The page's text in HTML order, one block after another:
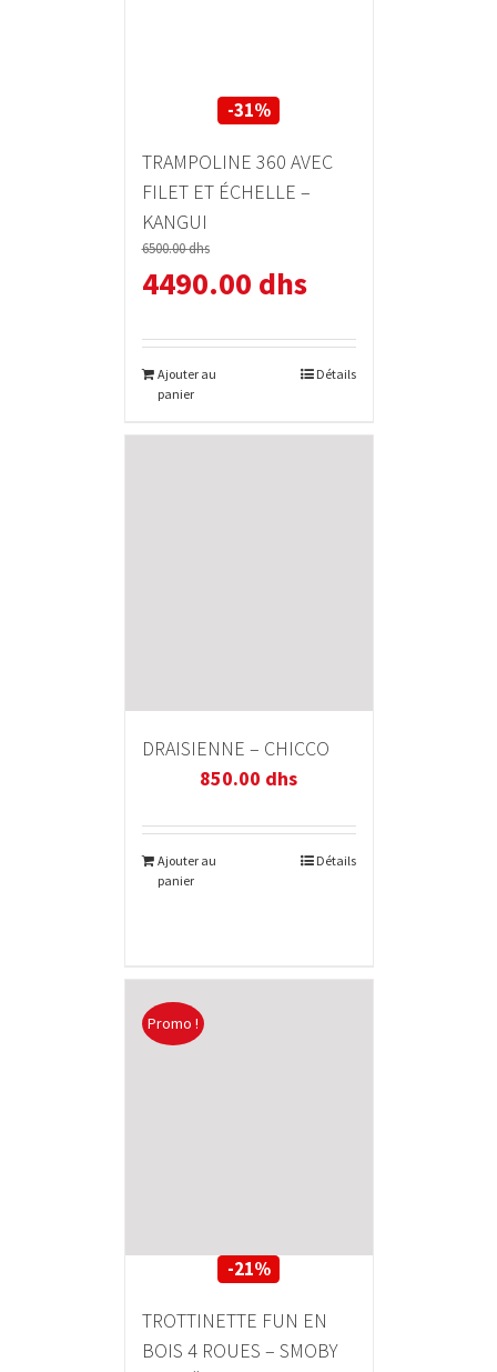
-31%
TRAMPOLINE 360 AVEC
FILET ET ÉCHELLE –
KANGUI
6500.00dhs
4490.00 dhs
Ajouter au
panier
Détails
DRAISIENNE – CHICCO
850.00 dhs
Ajouter au
panier
Détails
Promo !
-21%
TROTTINETTE FUN EN
BOIS 4 ROUES – SMOBY